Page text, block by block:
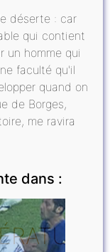
déserte : car
qui contient
un homme qui
faculté qu'il
quand on
de Borges,
me ravira
dans :